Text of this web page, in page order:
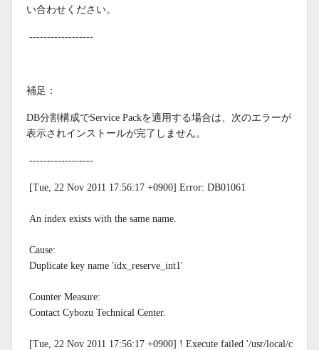
い合わせください。
------------------
補足：
DB分割構成でService Packを適用する場合は、次のエラーが
表示されインストールが完了しません。
------------------
[Tue, 22 Nov 2011 17:56:17 +0900] Error: DB01061
An index exists with the same name.
Cause:
Duplicate key name 'idx_reserve_int1'
Counter Measure:
Contact Cybozu Technical Center.
[Tue, 22 Nov 2011 17:56:17 +0900] ! Execute failed '/usr/local/c